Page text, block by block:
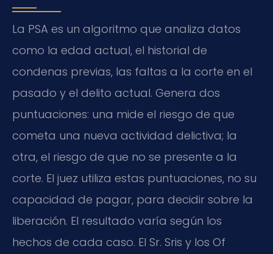
La PSA es un algoritmo que analiza datos
como la edad actual, el historial de
condenas previas, las faltas a la corte en el
pasado y el delito actual. Genera dos
puntuaciones: una mide el riesgo de que
cometa una nueva actividad delictiva; la
otra, el riesgo de que no se presente a la
corte. El juez utiliza estas puntuaciones, no su
capacidad de pagar, para decidir sobre la
liberación. El resultado varía según los
hechos de cada caso. El Sr. Sris y los Of